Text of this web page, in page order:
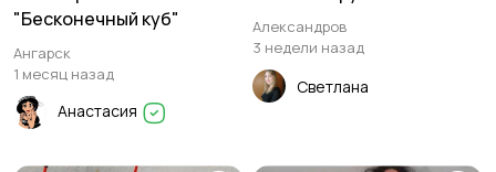
"Бесконечный куб"
Ангарск
1 месяц назад
Анастасия
Александров
3 недели назад
Светлана